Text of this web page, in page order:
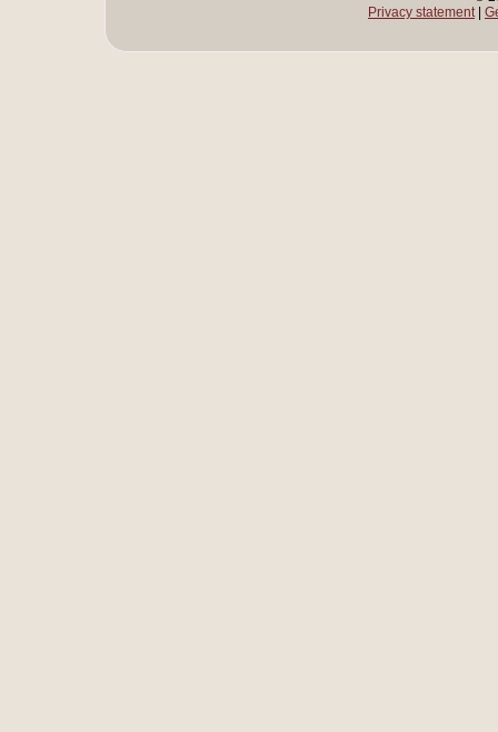
Privacy statement|